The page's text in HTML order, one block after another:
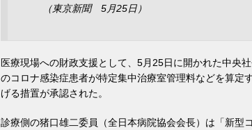
（東京新聞 5月25日）
医療現場への財政支援として、5月25日に開かれた中央
のコロナ感染症患者が特定集中治療室管理料などを算定
げる措置が承認された。
診療側の猪口雄二委員（全日本病院協会会長）は「新型